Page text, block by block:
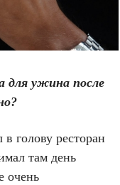
для ужина после
голову ресторан
там день
очень